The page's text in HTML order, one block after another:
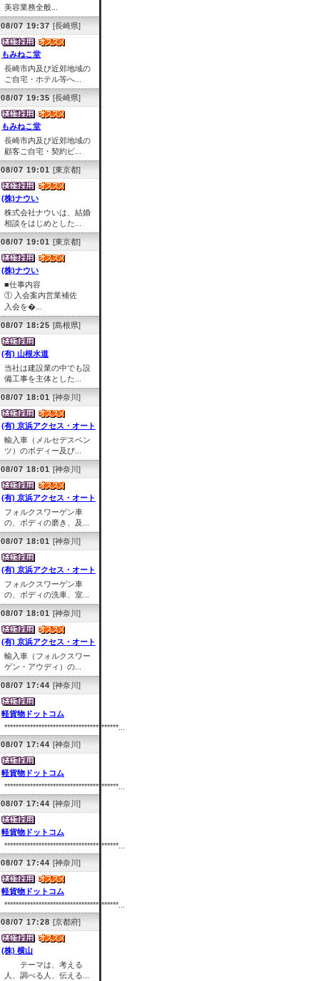
美容業務全般...
08/07 19:37 [長崎県]
もみねこ堂
長崎市内及び近郊地域の
ご自宅・ホテル等へ...
08/07 19:35 [長崎県]
もみねこ堂
長崎市内及び近郊地域の
顧客ご自宅・契約ビ...
08/07 19:01 [東京都]
(株)ナウい
株式会社ナウいは、結婚
相談をはじめとした...
08/07 19:01 [東京都]
(株)ナウい
■仕事内容
① 入会案内営業補佐
入会を�...
08/07 18:25 [島根県]
(有) 山根水道
当社は建設業の中でも設
備工事を主体とした...
08/07 18:01 [神奈川]
(有) 京浜アクセス・オート
輸入車（メルセデスベン
ツ）のボディー及び...
08/07 18:01 [神奈川]
(有) 京浜アクセス・オート
フォルクスワーゲン車
の、ボディの磨き、及...
08/07 18:01 [神奈川]
(有) 京浜アクセス・オート
フォルクスワーゲン車
の、ボディの洗車、室...
08/07 18:01 [神奈川]
(有) 京浜アクセス・オート
輸入車（フォルクスワー
ゲン・アウディ）の...
08/07 17:44 [神奈川]
軽貨物ドットコム
****************************************...
08/07 17:44 [神奈川]
軽貨物ドットコム
****************************************...
08/07 17:44 [神奈川]
軽貨物ドットコム
****************************************...
08/07 17:44 [神奈川]
軽貨物ドットコム
****************************************...
08/07 17:28 [京都府]
(株) 横山
テーマは、考える
人、調べる人、伝える...